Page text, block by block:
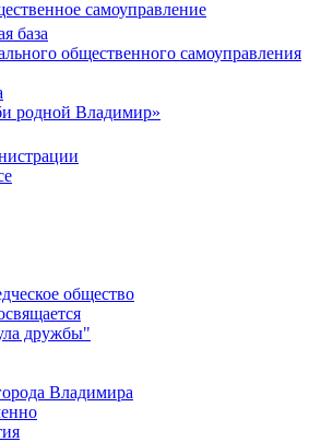
самоуправление
база
общественного самоуправления
родной Владимир»
общество
дружбы"
Владимира